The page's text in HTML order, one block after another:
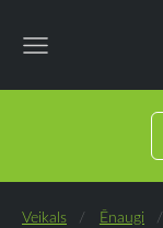
Veikals Ēnaugi